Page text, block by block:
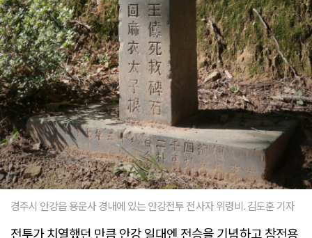
경주시 안강읍 용운사 경내에 있는 안강전투 전사자 위령비. 김도훈 기자
전투가 치열했던 만큼 안강 일대엔 전승을 기념하고 참전용